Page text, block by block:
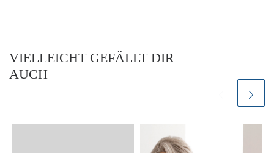
VIELLEICHT GEFÄLLT DIR
AUCH